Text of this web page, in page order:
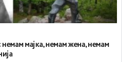
мајка, немам жена, немам